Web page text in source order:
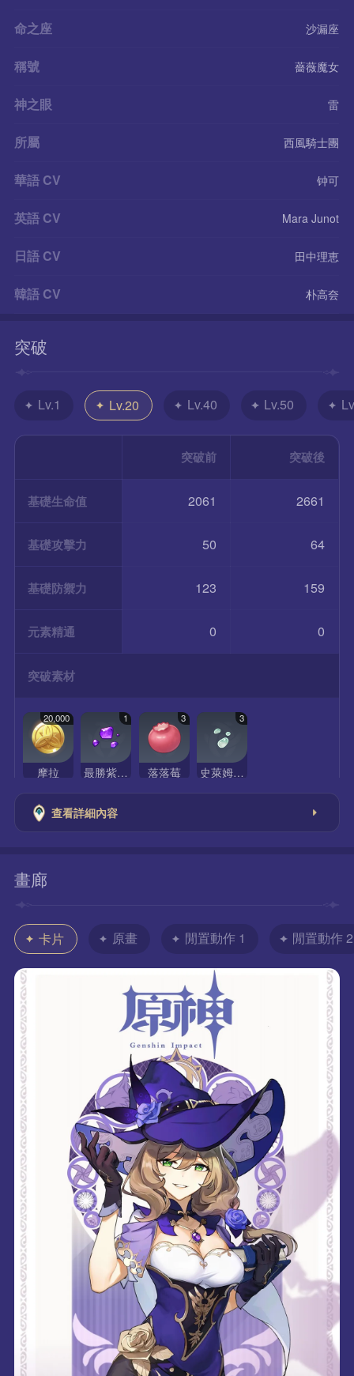
命之座 沙漏座
稱號 薔薇魔女
神之眼 雷
所屬 西風騎士團
華語 CV 钟可
英語 CV Mara Junot
日語 CV 田中理恵
韓語 CV 朴高夽
突破
Lv.1 Lv.20 Lv.40 Lv.50
突破前 突破後
基礎生命值 2061 2661
基礎攻擊力 50 64
基礎防禦力 123 159
元素精通 0 0
突破素材
20,000
摩拉
1
最勝紫晶碎屑
3
落落莓
3
史萊姆凝液
查看詳細內容
畫廊
卡片 原畫 閒置動作 1 閒置動作 2